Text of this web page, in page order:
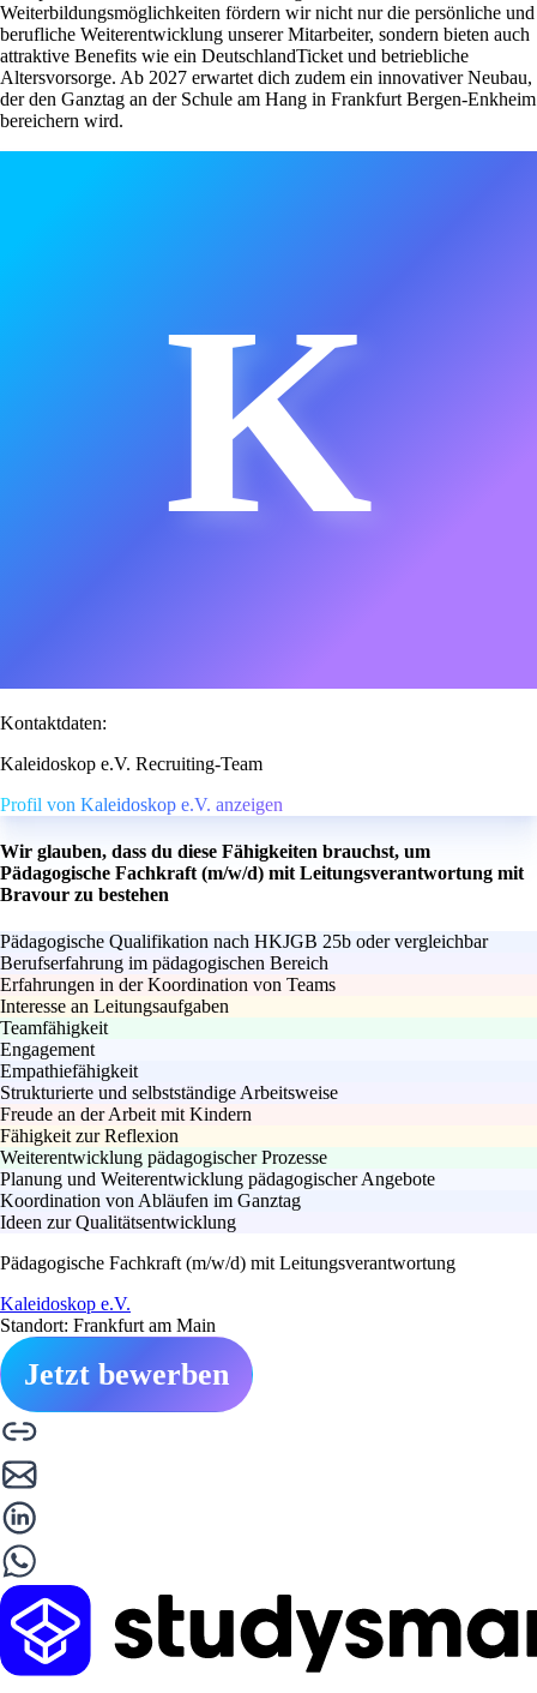
Weiterbildungsmöglichkeiten fördern wir nicht nur die persönliche und
berufliche Weiterentwicklung unserer Mitarbeiter, sondern bieten auch
attraktive Benefits wie ein DeutschlandTicket und betriebliche
Altersvorsorge. Ab 2027 erwartet dich zudem ein innovativer Neubau,
der den Ganztag an der Schule am Hang in Frankfurt Bergen-Enkheim
bereichern wird.
K
Kontaktdaten:
Kaleidoskop e.V. Recruiting-Team
Profil von Kaleidoskop e.V. anzeigen
Wir glauben, dass du diese Fähigkeiten brauchst, um
Pädagogische Fachkraft (m/w/d) mit Leitungsverantwortung mit
Bravour zu bestehen
Pädagogische Qualifikation nach HKJGB 25b oder vergleichbar
Berufserfahrung im pädagogischen Bereich
Erfahrungen in der Koordination von Teams
Interesse an Leitungsaufgaben
Teamfähigkeit
Engagement
Empathiefähigkeit
Strukturierte und selbstständige Arbeitsweise
Freude an der Arbeit mit Kindern
Fähigkeit zur Reflexion
Weiterentwicklung pädagogischer Prozesse
Planung und Weiterentwicklung pädagogischer Angebote
Koordination von Abläufen im Ganztag
Ideen zur Qualitätsentwicklung
Pädagogische Fachkraft (m/w/d) mit Leitungsverantwortung
Kaleidoskop e.V.
Standort: Frankfurt am Main
Jetzt bewerben